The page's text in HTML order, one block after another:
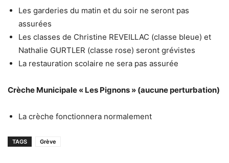
Les garderies du matin et du soir ne seront pas
assurées
Les classes de Christine REVEILLAC (classe bleue) et
Nathalie GURTLER (classe rose) seront grévistes
La restauration scolaire ne sera pas assurée
Crèche Municipale « Les Pignons » (aucune perturbation)
La crèche fonctionnera normalement
TAGS Grève